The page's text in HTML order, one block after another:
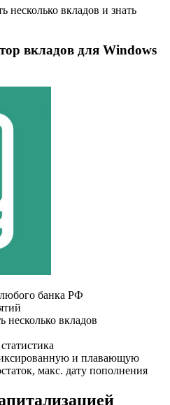
несколько вкладов и знать
вкладов для Windows
банка РФ
несколько вкладов
и плавающую
макс. дату пополнения